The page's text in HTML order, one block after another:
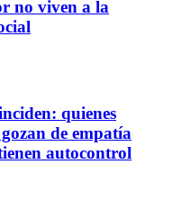
no viven a la
quienes
de empatía
autocontrol